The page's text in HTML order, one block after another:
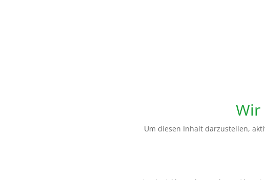
Wir
Um diesen Inhalt darzustellen,